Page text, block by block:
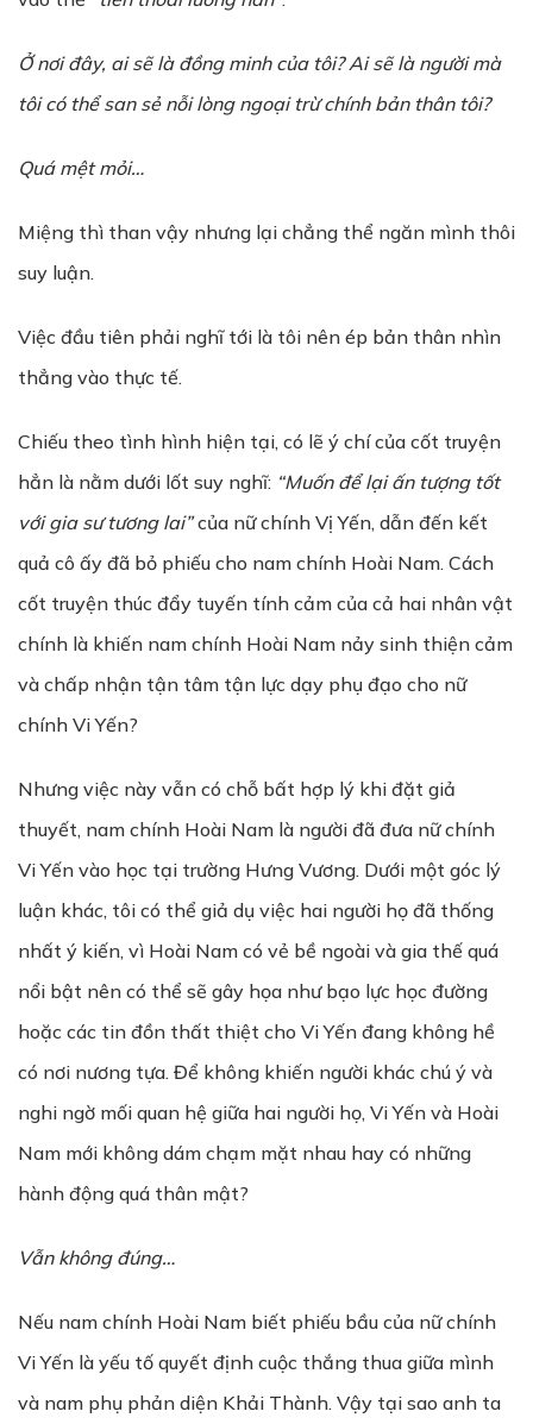
Ở nơi đây, ai sẽ là đồng minh của tôi? Ai sẽ là người mà
tôi có thể san sẻ nỗi lòng ngoại trừ chính bản thân tôi?
Quá mệt mỏi…
Miệng thì than vậy nhưng lại chẳng thể ngăn mình thôi
suy luận.
Việc đầu tiên phải nghĩ tới là tôi nên ép bản thân nhìn
thẳng vào thực tế.
Chiếu theo tình hình hiện tại, có lẽ ý chí của cốt truyện
hẳn là nằm dưới lốt suy nghĩ: “Muốn để lại ấn tượng tốt
với gia sư tương lai”của nữ chính Vị Yến, dẫn đến kết
quả cô ấy đã bỏ phiếu cho nam chính Hoài Nam. Cách
cốt truyện thúc đẩy tuyến tính cảm của cả hai nhân vật
chính là khiến nam chính Hoài Nam nảy sinh thiện cảm
và chấp nhận tận tâm tận lực dạy phụ đạo cho nữ
chính Vi Yến?
Nhưng việc này vẫn có chỗ bất hợp lý khi đặt giả
thuyết, nam chính Hoài Nam là người đã đưa nữ chính
Vi Yến vào học tại trường Hưng Vương. Dưới một góc lý
luận khác, tôi có thể giả dụ việc hai người họ đã thống
nhất ý kiến, vì Hoài Nam có vẻ bề ngoài và gia thế quá
nổi bật nên có thể sẽ gây họa như bạo lực học đường
hoặc các tin đồn thất thiệt cho Vi Yến đang không hề
có nơi nương tựa. Để không khiến người khác chú ý và
nghi ngờ mối quan hệ giữa hai người họ, Vi Yến và Hoài
Nam mới không dám chạm mặt nhau hay có những
hành động quá thân mật?
Vẫn không đúng…
Nếu nam chính Hoài Nam biết phiếu bầu của nữ chính
Vi Yến là yếu tố quyết định cuộc thắng thua giữa mình
và nam phụ phản diện Khải Thành. Vậy tại sao anh ta